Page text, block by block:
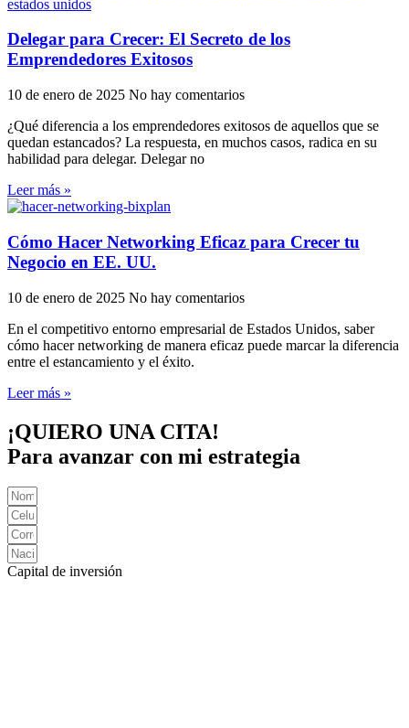
Delegar para Crecer: El Secreto de los
Emprendedores Exitosos
10 de enero de 2025 No hay comentarios
¿Qué diferencia a los emprendedores exitosos de aquellos que se
quedan estancados? La respuesta, en muchos casos, radica en su
habilidad para delegar. Delegar no
Leer más »
Cómo Hacer Networking Eficaz para Crecer tu
Negocio en EE. UU.
10 de enero de 2025 No hay comentarios
En el competitivo entorno empresarial de Estados Unidos, saber
cómo hacer networking de manera eficaz puede marcar la diferencia
entre el estancamiento y el éxito.
Leer más »
¡QUIERO UNA CITA!
Para avanzar con mi estrategia
Capital de inversión